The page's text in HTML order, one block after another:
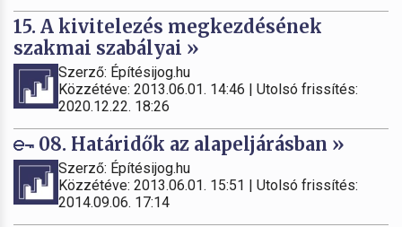
15. A kivitelezés megkezdésének
szakmai szabályai »
Szerző: Építésijog.hu
Közzétéve: 2013.06.01. 14:46 | Utolsó frissítés:
2020.12.22. 18:26
08. Határidők az alapeljárásban »
Szerző: Építésijog.hu
Közzétéve: 2013.06.01. 15:51 | Utolsó frissítés:
2014.09.06. 17:14